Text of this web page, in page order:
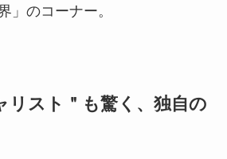
」のコーナー。
リスト＂も驚く、独自の